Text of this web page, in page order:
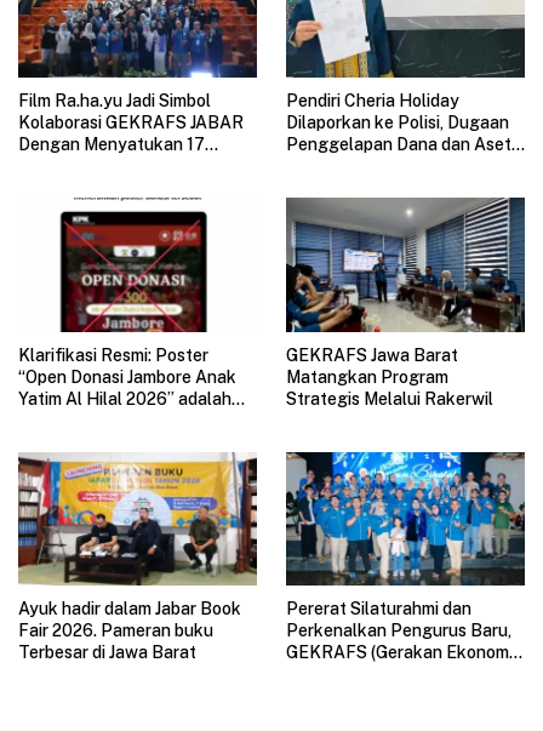
Film Ra.ha.yu Jadi Simbol
Kolaborasi GEKRAFS JABAR
Dengan Menyatukan 17
Pendiri Cheria Holiday
Dilaporkan ke Polisi, Dugaan
Penggelapan Dana dan Aset
Klarifikasi Resmi: Poster
“Open Donasi Jambore Anak
Yatim Al Hilal 2026” adalah
GEKRAFS Jawa Barat
Matangkan Program
Strategis Melalui Rakerwil
Ayuk hadir dalam Jabar Book
Fair 2026. Pameran buku
Terbesar di Jawa Barat
Pererat Silaturahmi dan
Perkenalkan Pengurus Baru,
GEKRAFS (Gerakan Ekonomi